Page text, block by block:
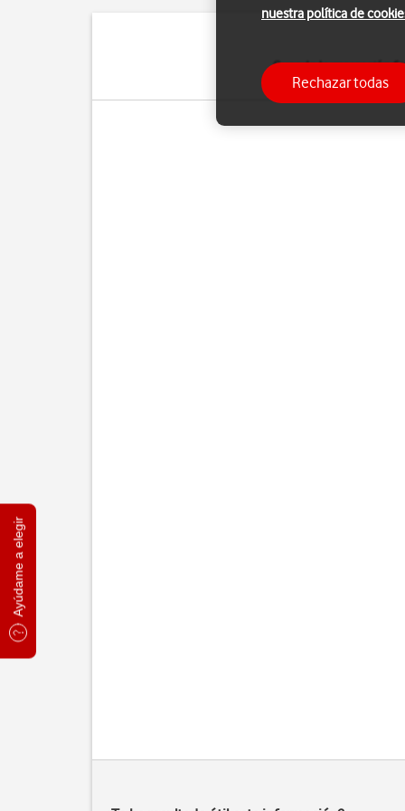
Ayúdame a elegir
Cuando la marcación
de
nuestra política de
Rechazar todas